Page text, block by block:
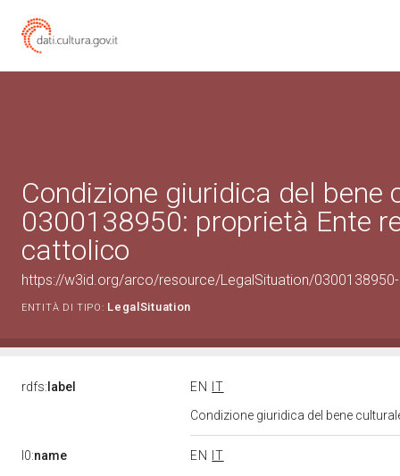
Condizione giuridica del bene
0300138950: proprietà Ente
cattolico
https://w3id.org/arco/resource/LegalSituation/
ENTITÀ DI TIPO: LegalSituation
rdfs: label EN
IT
Condizione giuridica del bene
l0:name EN
IT